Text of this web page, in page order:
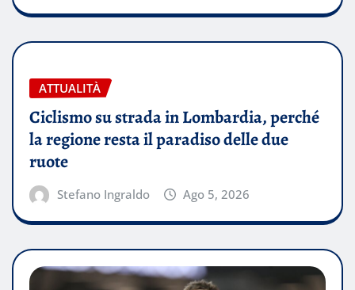
ATTUALITÀ
Ciclismo su strada in Lombardia, perché
la regione resta il paradiso delle due
ruote
Stefano Ingraldo Ago 5, 2026